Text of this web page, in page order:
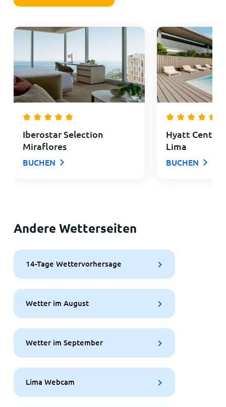
Iberostar Selection
Miraflores
BUCHEN
Hyatt Centric
Lima
BUCHEN
Andere Wetterseiten
14-Tage Wettervorhersage
Wetter im August
Wetter im September
Lima Webcam